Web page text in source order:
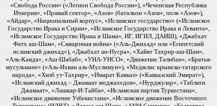
«Свобода России» («Легион Свобода России»), «Чеченская Республика
Ичкерия», «Правый сектор», «Азов» (батальон «Азов», полк «Азов»),
«Айдар», «Национальный корпус», «Исламское государство» («Исламское
Государство Ирака и Сирии», «Исламское Государство Ирака и Леванта»,
«Исламское Государство Ирака и Шама», ИГ, ИГИЛ, ДАИШ), «Джабхат
Фатх аш-Шам», «Священная война» («Аль-Джихад» или «Египетский
исламский джихад»), «Джабхат ан-Нусра», «Хайят Тахрир-аш-Шам»,
«Аль-Каида», «Аш-Шабаб», «УНА-УНСО», «Движение Талибан», «Братья-
мусульмане» («Аль-Ихван аль-Муслимун»), «Меджлис крымско-татарского
народа», «Хизб ут-Тахрир», «Имарат Кавказ» («Кавказский Эмират»),
«Исламский джихад – Джамаат моджахедов», «Нурджулар», «Таблиги
Джамаат», «Лашкар-И-Тайба», «Исламская партия Туркестана»,
«Исламское движение Узбекистана», «Исламское движение Восточного